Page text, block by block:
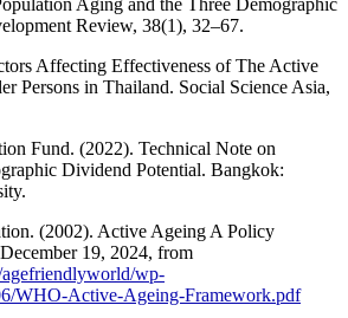
Aging and the Three Demographic
Review, 38(1), 32–67.
Affecting Effectiveness of The Active
Persons in Thailand. Social Science Asia,
Fund. (2022). Technical Note on
Dividend Potential. Bangkok:
(2002). Active Ageing A Policy
19, 2024, from
wp-
WHO-Active-Ageing-Framework.pdf